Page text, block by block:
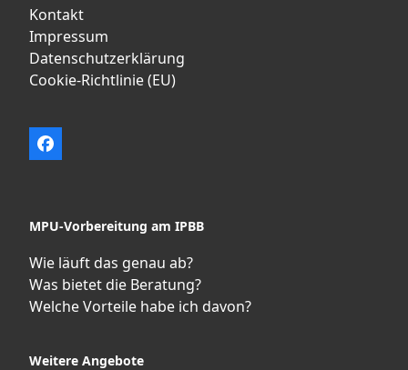
Kontakt
Impressum
Datenschutzerklärung
Cookie-Richtlinie (EU)
Facebook
MPU-Vorbereitung am IPBB
Wie läuft das genau ab?
Was bietet die Beratung?
Welche Vorteile habe ich davon?
Weitere Angebote